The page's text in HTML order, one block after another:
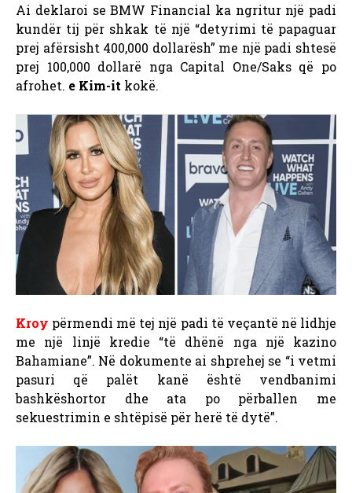
Ai deklaroi se BMW Financial ka ngritur një padi
kundër tij për shkak të një “detyrimi të papaguar
prej afërsisht 400,000 dollarësh” me një padi shtesë
prej 100,000 dollarë nga Capital One/Saks që po
afrohet. e Kim-it kokë.
Kroy përmendi më tej një padi të veçantë në lidhje
me një linjë kredie “të dhënë nga një kazino
Bahamiane”. Në dokumente ai shprehej se “i vetmi
pasuri që palët kanë është vendbanimi
bashkëshortor dhe ata po përballen me
sekuestrimin e shtëpisë për herë të dytë”.